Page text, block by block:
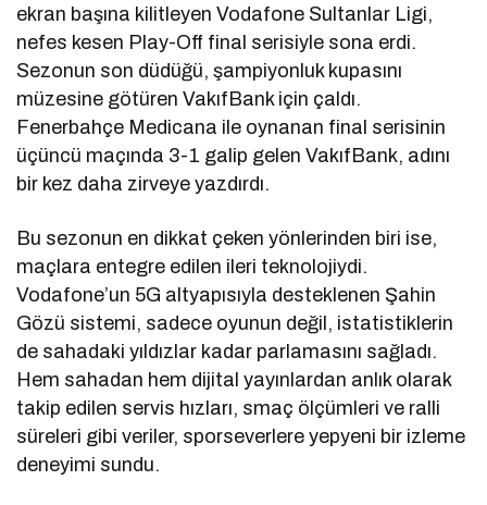
ekran başına kilitleyen Vodafone Sultanlar Ligi,
nefes kesen Play-Off final serisiyle sona erdi.
Sezonun son düdüğü, şampiyonluk kupasını
müzesine götüren VakıfBank için çaldı.
Fenerbahçe Medicana ile oynanan final serisinin
üçüncü maçında 3-1 galip gelen VakıfBank, adını
bir kez daha zirveye yazdırdı.
Bu sezonun en dikkat çeken yönlerinden biri ise,
maçlara entegre edilen ileri teknolojiydi.
Vodafone’un 5G altyapısıyla desteklenen Şahin
Gözü sistemi, sadece oyunun değil, istatistiklerin
de sahadaki yıldızlar kadar parlamasını sağladı.
Hem sahadan hem dijital yayınlardan anlık olarak
takip edilen servis hızları, smaç ölçümleri ve ralli
süreleri gibi veriler, sporseverlere yepyeni bir izleme
deneyimi sundu.